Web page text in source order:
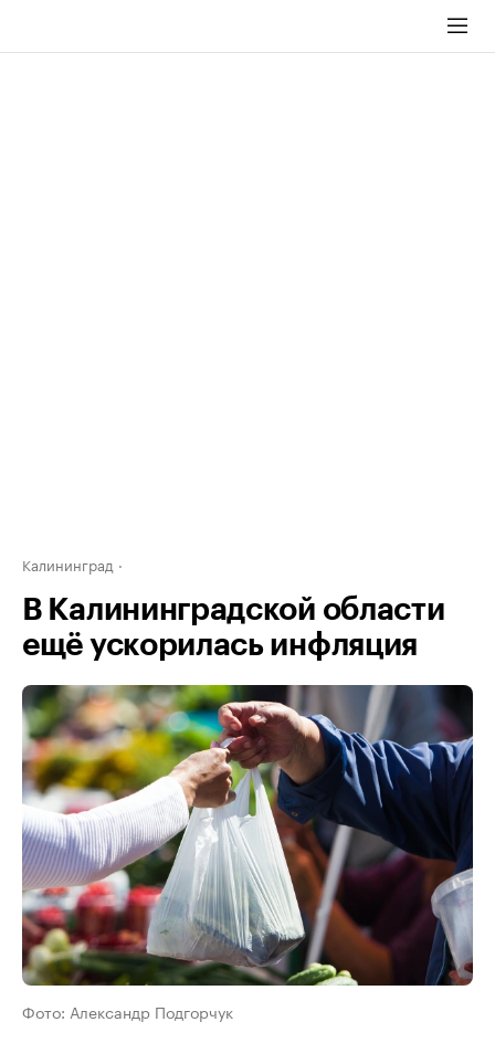
Калининград
В Калининградской области
ещё ускорилась инфляция
Фото: Александр Подгорчук